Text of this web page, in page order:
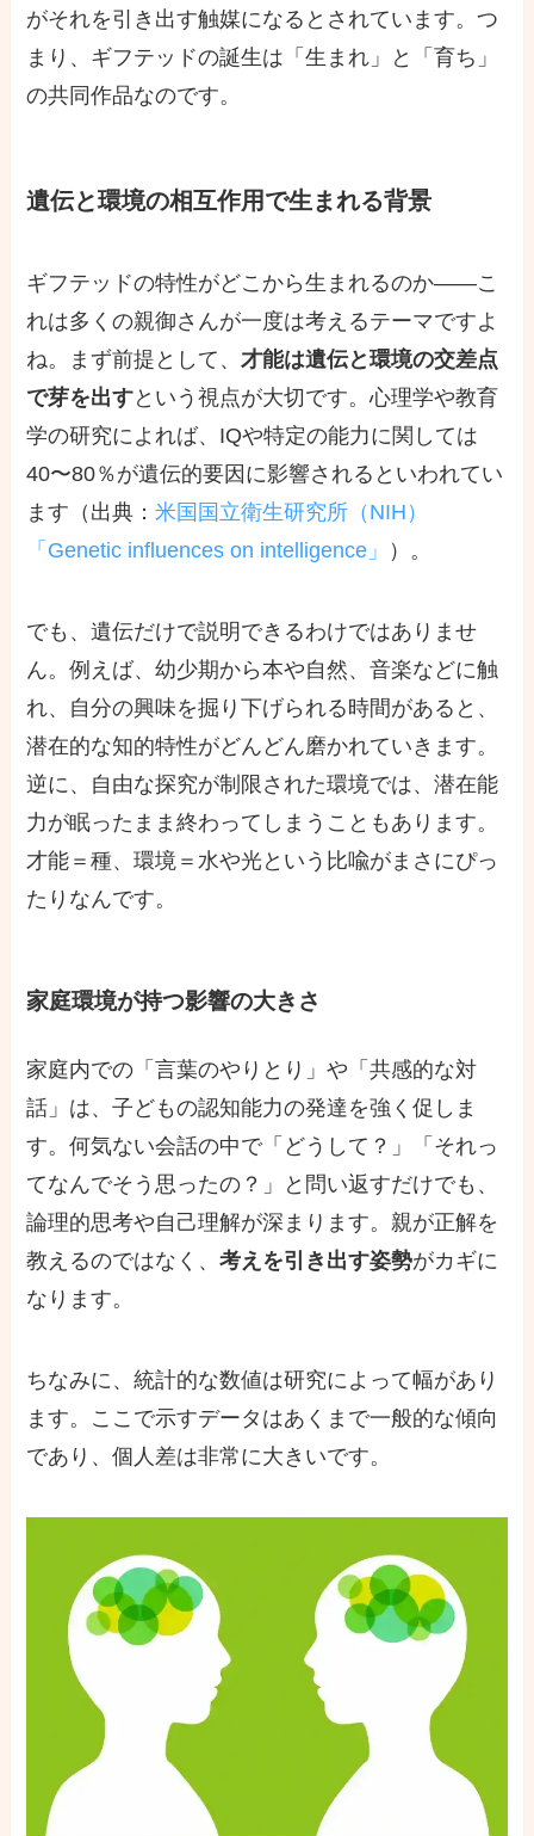
がそれを引き出す触媒になるとされています。つ
まり、ギフテッドの誕生は「生まれ」と「育ち」
の共同作品なのです。
遺伝と環境の相互作用で生まれる背景
ギフテッドの特性がどこから生まれるのか――こ
れは多くの親御さんが一度は考えるテーマですよ
ね。まず前提として、才能は遺伝と環境の交差点
で芽を出すという視点が大切です。心理学や教育
学の研究によれば、IQや特定の能力に関しては
40〜80％が遺伝的要因に影響されるといわれてい
ます（出典：米国国立衛生研究所（NIH）
「Genetic influences on intelligence」
）。
でも、遺伝だけで説明できるわけではありませ
ん。例えば、幼少期から本や自然、音楽などに触
れ、自分の興味を掘り下げられる時間があると、
潜在的な知的特性がどんどん磨かれていきます。
逆に、自由な探究が制限された環境では、潜在能
力が眠ったまま終わってしまうこともあります。
才能＝種、環境＝水や光という比喩がまさにぴっ
たりなんです。
家庭環境が持つ影響の大きさ
家庭内での「言葉のやりとり」や「共感的な対
話」は、子どもの認知能力の発達を強く促しま
す。何気ない会話の中で「どうして？」「それっ
てなんでそう思ったの？」と問い返すだけでも、
論理的思考や自己理解が深まります。親が正解を
教えるのではなく、考えを引き出す姿勢がカギに
なります。
ちなみに、統計的な数値は研究によって幅があり
ます。ここで示すデータはあくまで一般的な傾向
であり、個人差は非常に大きいです。